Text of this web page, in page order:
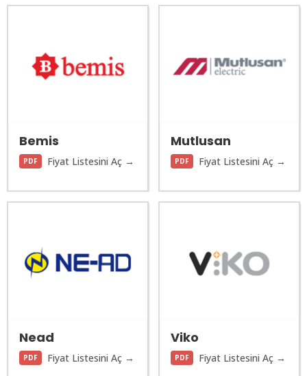
Bemis
PDF Fiyat Listesini Aç →
Mutlusan
PDF Fiyat Listesini Aç →
Nead
PDF Fiyat Listesini Aç →
Viko
PDF Fiyat Listesini Aç →